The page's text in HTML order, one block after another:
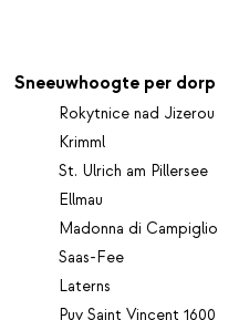
Sneeuwhoogte per dorp
Rokytnice nad Jizerou
Krimml
St. Ulrich am Pillersee
Ellmau
Madonna di Campiglio
Saas-Fee
Laterns
Puy Saint Vincent 1600